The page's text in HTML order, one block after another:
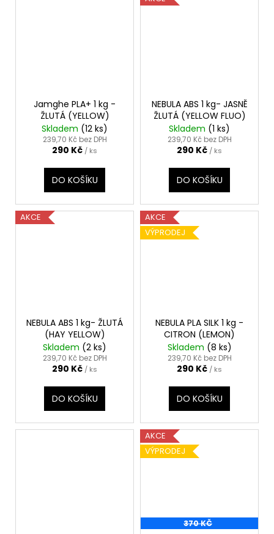
Jamghe PLA+ 1 kg -
ŽLUTÁ (YELLOW)
Skladem (12 ks)
239,70 Kč bez DPH
290 Kč / ks
DO KOŠÍKU
NEBULA ABS 1 kg- JASNĚ
ŽLUTÁ (YELLOW FLUO)
Skladem (1 ks)
239,70 Kč bez DPH
290 Kč / ks
DO KOŠÍKU
AKCE
NEBULA ABS 1 kg- ŽLUTÁ
(HAY YELLOW)
Skladem (2 ks)
239,70 Kč bez DPH
290 Kč / ks
DO KOŠÍKU
AKCE
VÝPRODEJ
NEBULA PLA SILK 1 kg -
CITRON (LEMON)
Skladem (8 ks)
239,70 Kč bez DPH
290 Kč / ks
DO KOŠÍKU
AKCE
VÝPRODEJ
370 KČ